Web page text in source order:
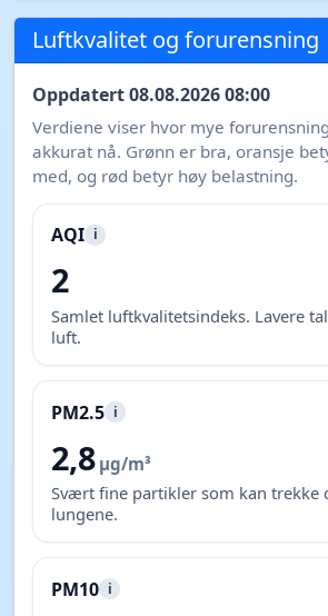
Luftkvalitet og forurensning
Oppdatert 08.08.2026 08:00
Verdiene viser hvor mye
akkurat nå. Grønn er bra, oransje
med, og rød betyr høy belastning.
AQI i
2
Samlet luftkvalitetsindeks. Lavere
luft.
PM2.5 i
2,8 µg/m³
Svært fine partikler som kan trekke
lungene.
PM10 i